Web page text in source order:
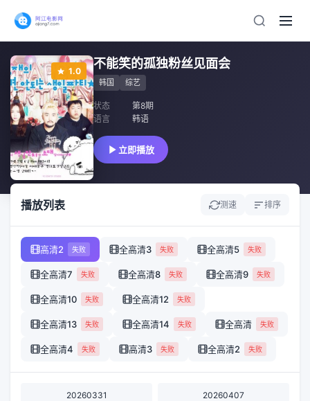
1.0
不能笑的孤独粉丝见面会
韩国 综艺
状态
第8期
语言
韩语
立即播放
播放列表 测速 排序
高清2 失败 全高清3 失败 全高清5 失败
全高清7 失败 全高清8 失败 全高清9 失败
全高清10 失败 全高清12 失败
全高清13 失败 全高清14 失败 全高清 失败
全高清4 失败 高清3 失败 全高清2 失败
20260331 20260407